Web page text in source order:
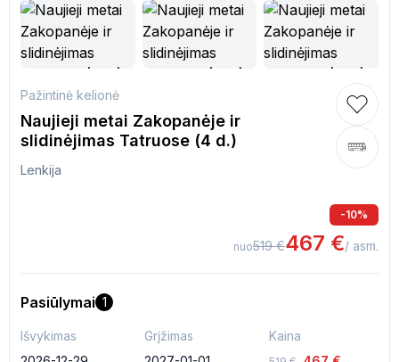
Pažintinė kelionė
Naujieji metai Zakopanėje ir
slidinėjimas Tatruose (4 d.)
Lenkija
-10%
nuo519 €467 €/ asm.
Pasiūlymai 1
Išvykimas Grįžimas
Kaina